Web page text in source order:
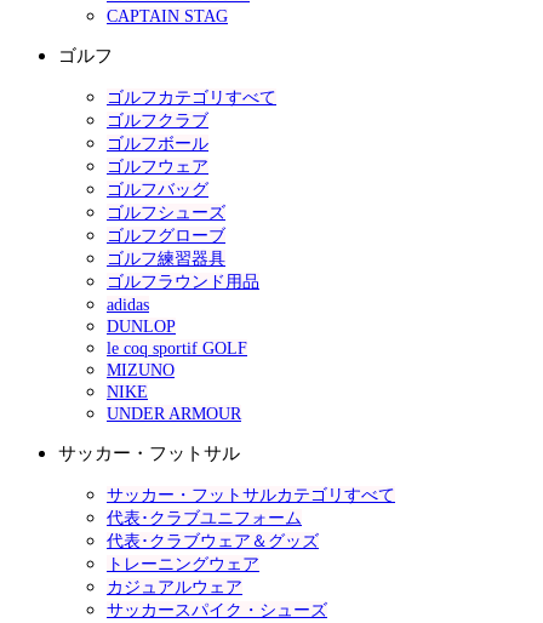
CAPTAIN STAG
ゴルフ
ゴルフカテゴリすべて
ゴルフクラブ
ゴルフボール
ゴルフウェア
ゴルフバッグ
ゴルフシューズ
ゴルフグローブ
ゴルフ練習器具
ゴルフラウンド用品
adidas
DUNLOP
le coq sportif GOLF
MIZUNO
NIKE
UNDER ARMOUR
サッカー・フットサル
サッカー・フットサルカテゴリすべて
代表･クラブユニフォーム
代表･クラブウェア＆グッズ
トレーニングウェア
カジュアルウェア
サッカースパイク・シューズ